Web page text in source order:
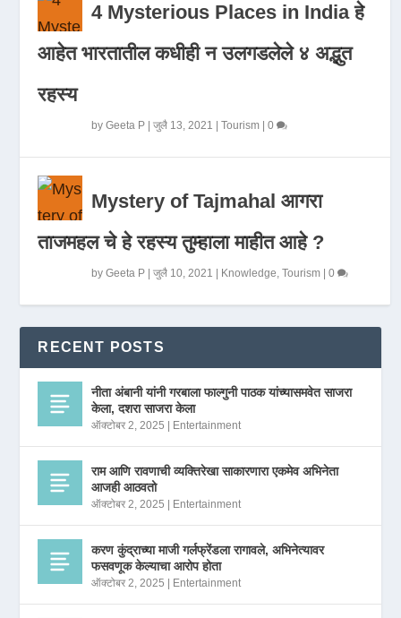
4 Mysterious Places in India हे
आहेत भारतातील कधीही न उलगडलेले ४ अद्भुत
रहस्य
byGeeta P |जुलै 13, 2021 |Tourism |0
Mystery of Tajmahal आगरा
ताजमहल चे हे रहस्य तुम्हाला माहीत आहे ?
byGeeta P |जुलै 10, 2021 Knowledge,Tourism |0
RECENT POSTS
नीता अंबानी यांनी गरबाला फाल्गुनी पाठक यांच्यासमवेत साजरा
केला, दशरा साजरा केला
ऑक्टोबर 2, 2025 Entertainment
राम आणि रावणाची व्यक्तिरेखा साकारणारा एकमेव अभिनेता
आजही आठवतो
ऑक्टोबर 2, 2025 Entertainment
करण कुंद्राच्या माजी गर्लफ्रेंडला रागावले, अभिनेत्यावर
फसवणूक केल्याचा आरोप होता
ऑक्टोबर 2, 2025 Entertainment